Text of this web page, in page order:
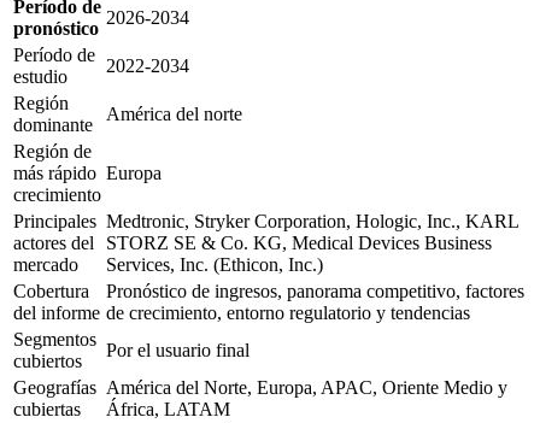
Período de
pronóstico
2026-2034
Período de
estudio
2022-2034
Región
dominante
América del norte
Región de
más rápido
crecimiento
Europa
Principales
actores del
mercado
Medtronic, Stryker Corporation, Hologic, Inc., KARL
STORZ SE & Co. KG, Medical Devices Business
Services, Inc. (Ethicon, Inc.)
Cobertura
del informe
Pronóstico de ingresos, panorama competitivo, factores
de crecimiento, entorno regulatorio y tendencias
Segmentos
cubiertos
Por el usuario final
Geografías
cubiertas
América del Norte, Europa, APAC, Oriente Medio y
África, LATAM